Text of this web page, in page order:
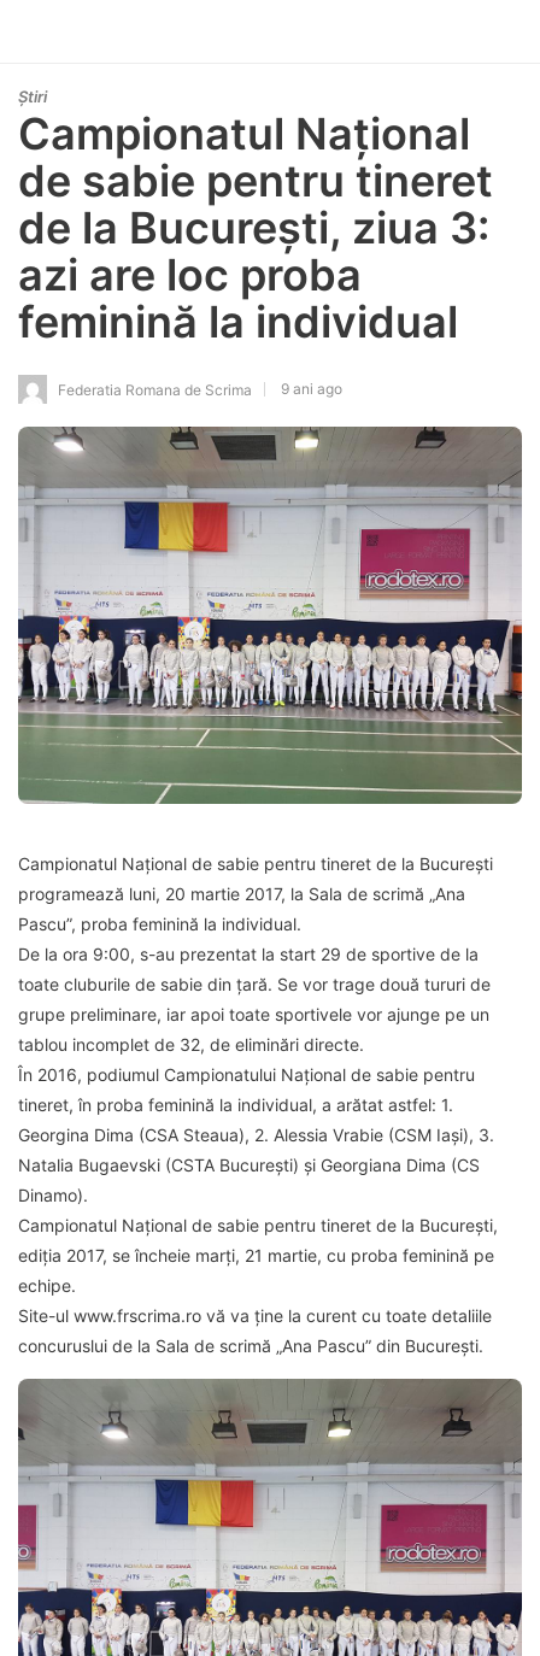
Știri
Campionatul Național
de sabie pentru tineret
de la București, ziua 3:
azi are loc proba
feminină la individual
Federatia Romana de Scrima 9 ani ago
Campionatul Național de sabie pentru tineret de la București
programează luni, 20 martie 2017, la Sala de scrimă „Ana
Pascu”, proba feminină la individual.
De la ora 9:00, s-au prezentat la start 29 de sportive de la
toate cluburile de sabie din țară. Se vor trage două tururi de
grupe preliminare, iar apoi toate sportivele vor ajunge pe un
tablou incomplet de 32, de eliminări directe.
În 2016, podiumul Campionatului Național de sabie pentru
tineret, în proba feminină la individual, a arătat astfel: 1.
Georgina Dima (CSA Steaua), 2. Alessia Vrabie (CSM Iași), 3.
Natalia Bugaevski (CSTA București) și Georgiana Dima (CS
Dinamo).
Campionatul Național de sabie pentru tineret de la București,
ediția 2017, se încheie marți, 21 martie, cu proba feminină pe
echipe.
Site-ul www.frscrima.ro vă va ține la curent cu toate detaliile
concuruslui de la Sala de scrimă „Ana Pascu” din București.